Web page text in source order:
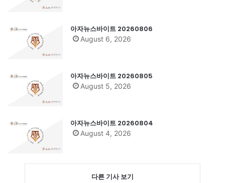
아자뉴스바이트 20260806
August 6, 2026
아자뉴스바이트 20260805
August 5, 2026
아자뉴스바이트 20260804
August 4, 2026
다른 기사 보기